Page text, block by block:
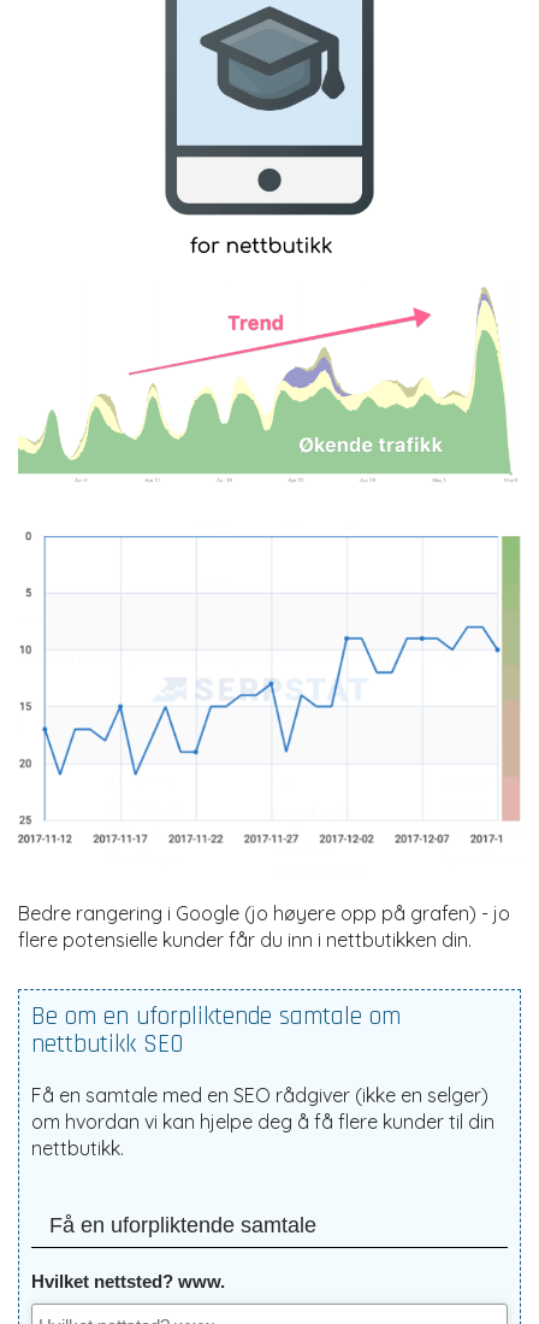
Bedre rangering i Google (jo høyere opp på grafen) - jo
flere potensielle kunder får du inn i nettbutikken din.
Be om en uforpliktende samtale om
nettbutikk SEO
Få en samtale med en SEO rådgiver (ikke en selger)
om hvordan vi kan hjelpe deg å få flere kunder til din
nettbutikk.
Få en uforpliktende samtale
Hvilket nettsted? www.